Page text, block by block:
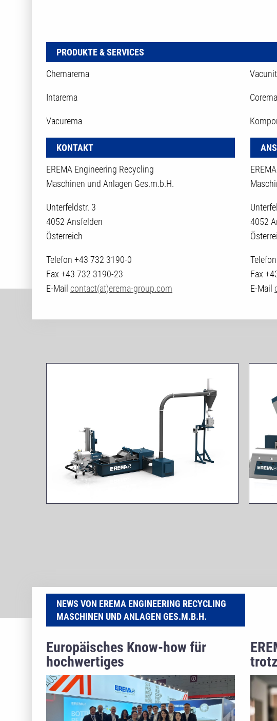
PRODUKTE & SERVICES
Chemarema
Intarema
Vacurema
Corema
KONTAKT
EREMA Engineering Recycling
Maschinen und Anlagen Ges.m.b.H.
Unterfeldstr. 3
4052 Ansfelden
Österreich
Telefon +43 732 3190-0
Fax +43 732 3190-23
E-Mail contact(at)erema-group.com
4052
Fax
E-Mail
NEWS VON EREMA ENGINEERING RECYCLING
MASCHINEN UND ANLAGEN GES.M.B.H.
Europäisches Know-how für
hochwertiges
Kunststoffrecycling